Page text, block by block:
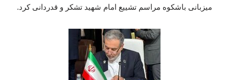
میزبانی باشکوه مراسم تشییع امام شهید تشکر و قدردانی کرد.